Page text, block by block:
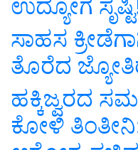
ಉದ್ಯೋಗ
ಸಾಹಸ
ತೊರೆದ
ಹಕ್ಕಿಜ್ವರದ
ಕೋಳಿ